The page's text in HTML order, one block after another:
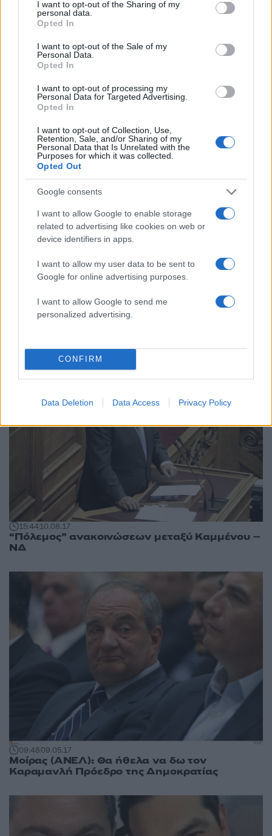
not limited to your visit or usage behaviour. You may click to
grant or deny consent to Google and its third-party tags to
use your data for below specified purposes in below Google
consent section.
I want to opt-out of the Sharing of my
personal data.
Opted In
I want to opt-out of the Sale of my
Personal Data.
Opted In
I want to opt-out of processing my
Personal Data for Targeted Advertising.
Opted In
I want to opt-out of Collection, Use,
Retention, Sale, and/or Sharing of my
Personal Data that Is Unrelated with the
Purposes for which it was collected.
Opted Out
Google consents
I want to allow Google to enable storage
related to advertising like cookies on web or
device identifiers in apps.
I want to allow my user data to be sent to
Google for online advertising purposes.
I want to allow Google to send me
personalized advertising.
CONFIRM
Data Deletion Data Access Privacy Policy
12:4829.08.17
ΑΝΕΛ: Ο Μητσοτάκης επέλεξε να συνεργαστεί
18:32 11.08.17
Παραιτήθηκε από το ΔΣ του ΟΑΣΘ ο Ντίμης
15:4410.08.17
“Πόλεμος” ανακοινώσεων μεταξύ Καμμένου –
ΝΔ
09:4809.05.17
Μοίρας (ΑΝΕΛ): Θα ήθελα να δω τον
Καραμανλή Πρόεδρο της Δημοκρατίας